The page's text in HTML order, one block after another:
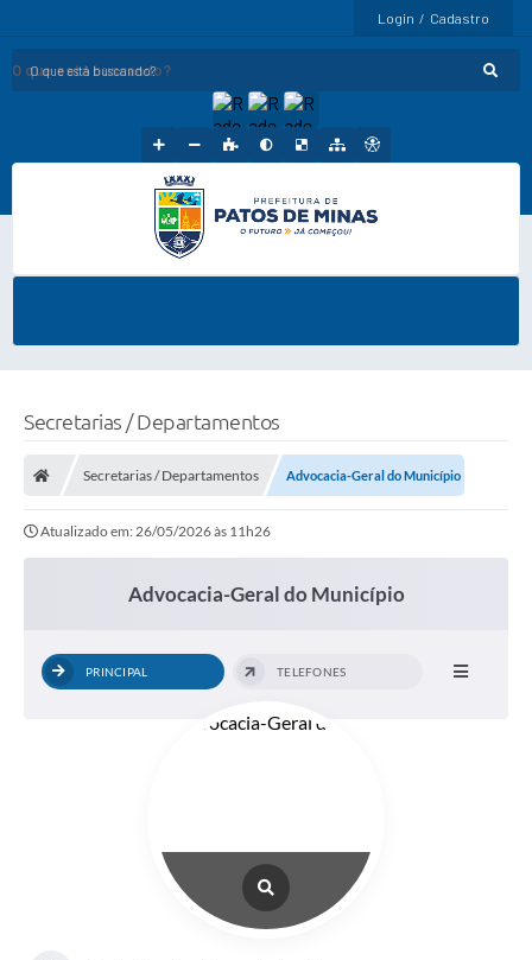
Login / Cadastro
O que está buscando?
Secretarias / Departamentos
Secretarias / Departamentos Advocacia-Geral do Município
Atualizado em: 26/05/2026 às 11h26
Advocacia-Geral do Município
PRINCIPAL TELEFONES